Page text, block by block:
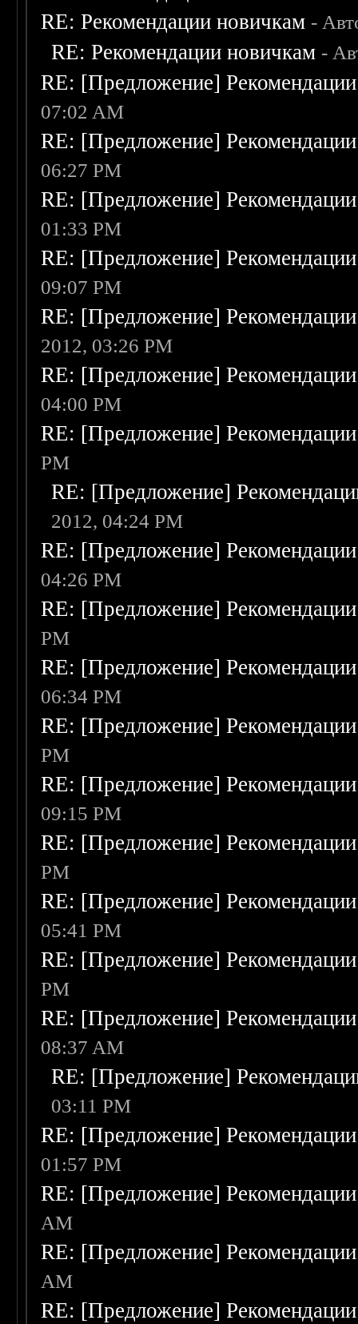
RE: Рекомендации новичкам -
RE: Рекомендации новичкам -
RE: [Предложение]
07:02 AM
RE: [Предложение]
06:27 PM
RE: [Предложение]
01:33 PM
RE: [Предложение]
09:07 PM
RE: [Предложение]
2012, 03:26 PM
RE: [Предложение]
04:00 PM
RE: [Предложение]
PM
RE: [Предложение]
2012, 04:24 PM
RE: [Предложение]
04:26 PM
RE: [Предложение]
PM
RE: [Предложение]
06:34 PM
RE: [Предложение]
PM
RE: [Предложение]
09:15 PM
RE: [Предложение]
PM
RE: [Предложение]
05:41 PM
RE: [Предложение]
PM
RE: [Предложение]
08:37 AM
RE: [Предложение]
03:11 PM
RE: [Предложение]
01:57 PM
RE: [Предложение]
AM
RE: [Предложение]
AM
RE: [Предложение]